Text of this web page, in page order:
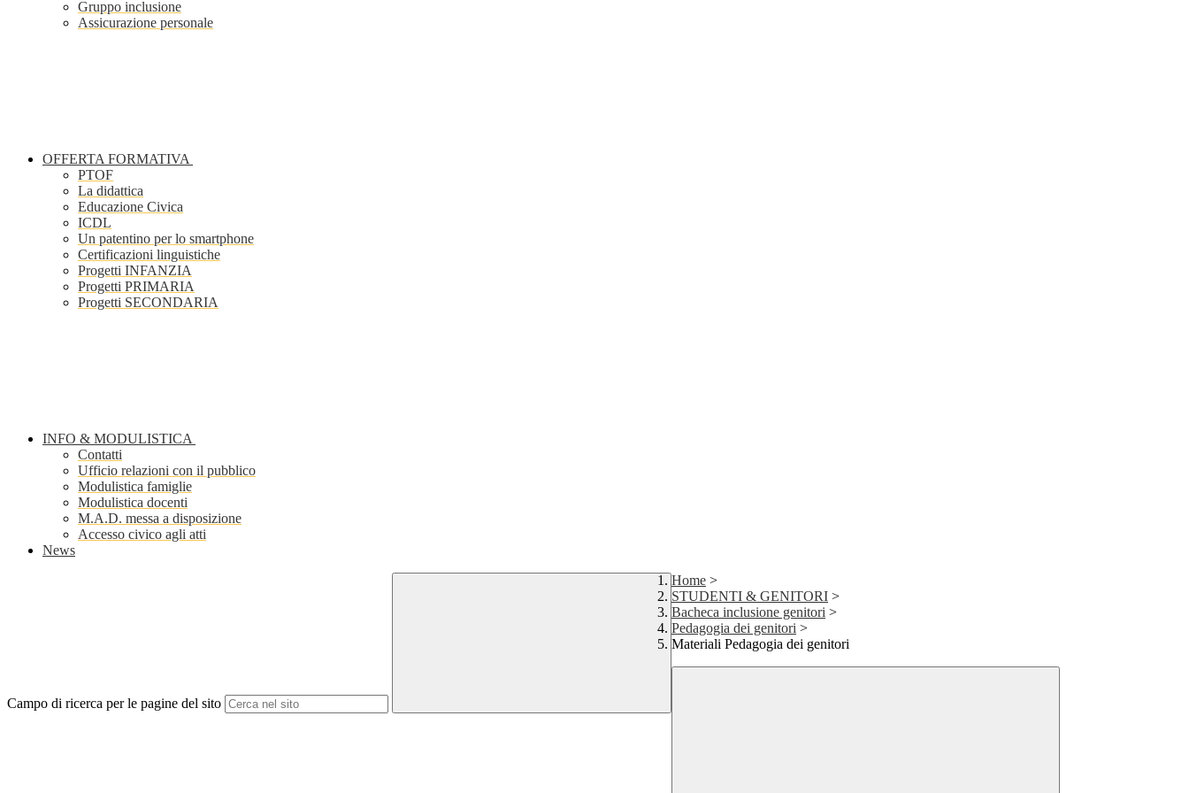
Gruppo inclusione
Assicurazione personale
OFFERTA FORMATIVA
PTOF
La didattica
Educazione Civica
ICDL
Un patentino per lo smartphone
Certificazioni linguistiche
Progetti INFANZIA
Progetti PRIMARIA
Progetti SECONDARIA
INFO & MODULISTICA
Contatti
Ufficio relazioni con il pubblico
Modulistica famiglie
Modulistica docenti
M.A.D. messa a disposizione
Accesso civico agli atti
News
Campo di ricerca per le pagine del sito
Home >
STUDENTI & GENITORI >
Bacheca inclusione genitori >
Pedagogia dei genitori >
Materiali Pedagogia dei genitori